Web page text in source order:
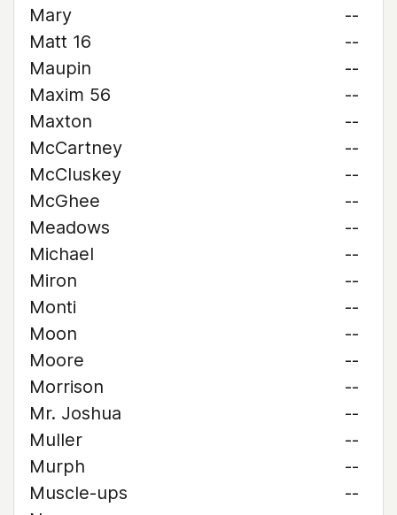
Mary
--
Matt 16
--
Maupin
--
Maxim 56
--
Maxton
--
McCartney
--
McCluskey
--
McGhee
--
Meadows
--
Michael
--
Miron
--
Monti
--
Moon
--
Moore
--
Morrison
--
Mr. Joshua
--
Muller
--
Murph
--
Muscle-ups
--